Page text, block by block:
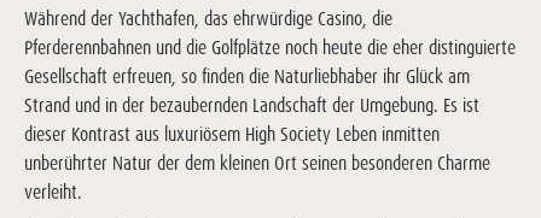
Während der Yachthafen, das ehrwürdige Casino, die
Pferderennbahnen und die Golfplätze noch heute die eher distinguierte
Gesellschaft erfreuen, so finden die Naturliebhaber ihr Glück am
Strand und in der bezaubernden Landschaft der Umgebung. Es ist
dieser Kontrast aus luxuriösem High Society Leben inmitten
unberührter Natur der dem kleinen Ort seinen besonderen Charme
verleiht.